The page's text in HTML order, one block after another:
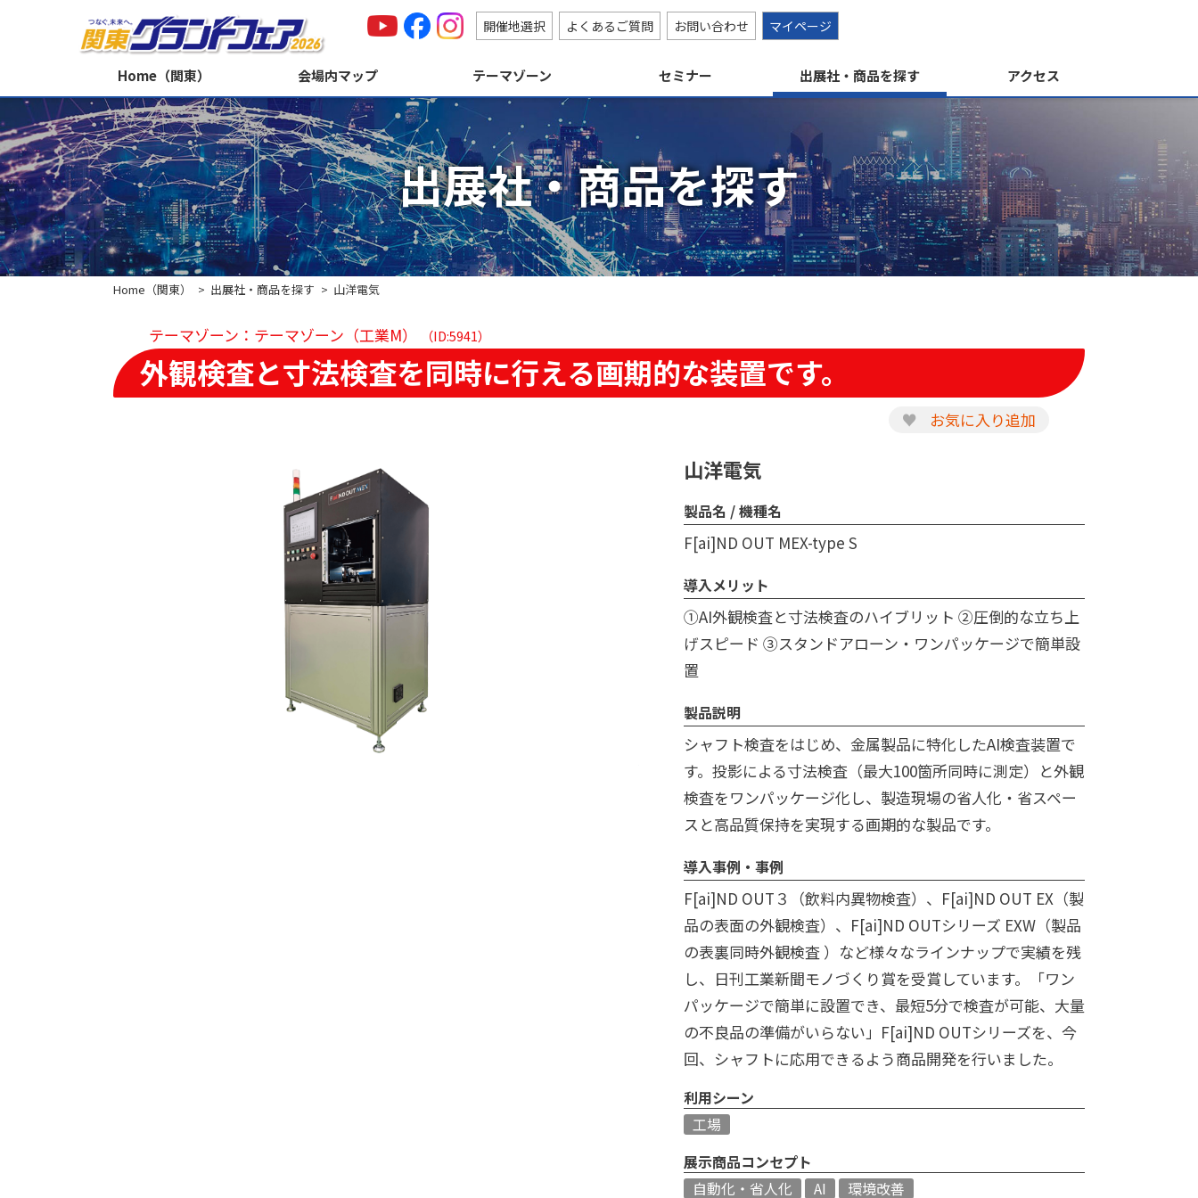
開催地選択 よくあるご質問 お問い合わせ マイページ
Home（関東） 会場内マップ テーマゾーン セミナー 出展社・商品を探す アクセス
出展社・商品を探す
Home（関東） 出展社・商品を探す 山洋電気
テーマゾーン：テーマゾーン（工業M） （ID:5941）
外観検査と寸法検査を同時に行える画期的な装置です。
♥ お気に入り追加
山洋電気
製品名 / 機種名
F[ai]ND OUT MEX-type S
導入メリット
①AI外観検査と寸法検査のハイブリット ②圧倒的な立ち上
げスピード ③スタンドアローン・ワンパッケージで簡単設
置
製品説明
シャフト検査をはじめ、金属製品に特化したAI検査装置で
す。投影による寸法検査（最大100箇所同時に測定）と外観
検査をワンパッケージ化し、製造現場の省人化・省スペー
スと高品質保持を実現する画期的な製品です。
導入事例・事例
F[ai]ND OUT３（飲料内異物検査）、F[ai]ND OUT EX（製
品の表面の外観検査）、F[ai]ND OUTシリーズ EXW（製品
の表裏同時外観検査 ）など様々なラインナップで実績を残
し、日刊工業新聞モノづくり賞を受賞しています。「ワン
パッケージで簡単に設置でき、最短5分で検査が可能、大量
の不良品の準備がいらない」F[ai]ND OUTシリーズを、今
回、シャフトに応用できるよう商品開発を行いました。
利用シーン
工場
展示商品コンセプト
自動化・省人化
AI 環境改善